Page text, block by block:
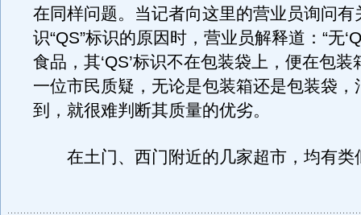
在同样问题。当记者向这里的营业员询问有
识“QS”标识的原因时，营业员解释道：“无
食品，其‘QS’标识不在包装袋上，便在包装
一位市民质疑，无论是包装箱还是包装袋，
到，就很难判断其质量的优劣。
在土门、西门附近的几家超市，均有类